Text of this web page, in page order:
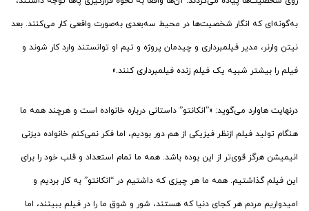
به‌گونه‌ای که انگار شخصیت‌ها در محیط سه‌بعدی به‌صورت واقعی کار می‌کنند. بعد
نیتن وارنر، مدیر فیلمبرداری و چیدمان پروژه و تیم او توانستند وارد کار شوند و
فیلم را بیشتر شبیه یک فیلم زنده فیلمبرداری کنند.»
درنهایت هاوارد می‌گوید: «”انکانتو” داستانی درباره خانواده است و هرچند همه ما
هنگام تولید فیلم ازنظر فیزیکی از هم دور بودیم، اما فکر نمی‌کنم خانواده دیزنی
انیمیشن هرگز قوی‌تر از این بوده باشد. همه ما تمام استعداد و قلب خود را برای
این فیلم گذاشتیم. همه ما هر چیزی که داشتیم در “انکانتو” به کار بردیم و
امیدواریم مردم هر کجای دنیا که هستند، شور و شوق ما را در فیلم ببینند، اما